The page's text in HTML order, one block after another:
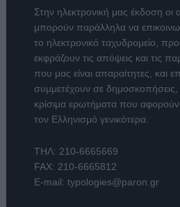
Στην ηλεκτρονική μας έκδοση οι
μπορούν παράλληλα να
το ηλεκτρονικό ταχυδρομείο,
εκφράζουν τις απόψεις και τις
που μας είναι απαραίτητες, και
συμμετέχουν σε
κρίσιμα ερωτήματα που
τον Ελληνισμό γενικότερα.
ΤΗΛ: 210-6665669
FAX: 210-6665812
E-mail: typologies@paron.gr